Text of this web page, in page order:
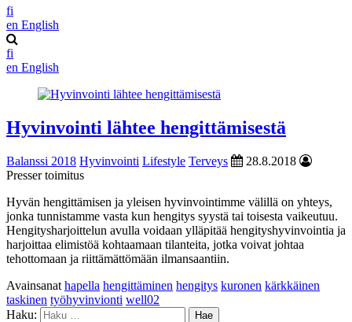
fi
en English
fi
en English
Hyvinvointi lähtee hengittämisestä
Balanssi 2018 Hyvinvointi Lifestyle Terveys
28.8.2018
Presser toimitus
Hyvän hengittämisen ja yleisen hyvinvointimme välillä on yhteys,
jonka tunnistamme vasta kun hengitys syystä tai toisesta vaikeutuu.
Hengitysharjoittelun avulla voidaan ylläpitää hengityshyvinvointia ja
harjoittaa elimistöä kohtaamaan tilanteita, jotka voivat johtaa
tehottomaan ja riittämättömään ilmansaantiin.
Avainsanat hapella hengittäminen hengitys kuronen kärkkäinen
taskinen työhyvinvionti well02
Haku: